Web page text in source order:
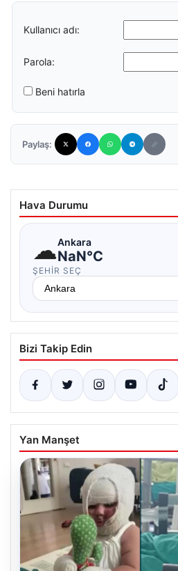
Kullanıcı adı:
Parola:
Beni hatırla
Paylaş:
Hava Durumu
☁Ankara
NaN°C
ŞEHIR SEÇ
Bizi Takip Edin
Yan Manşet